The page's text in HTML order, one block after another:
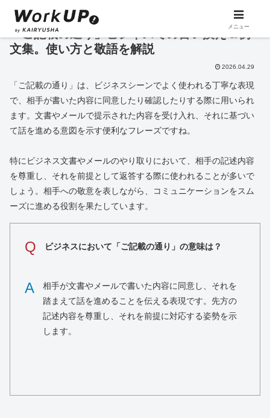
「ご記載の通り」ビジネスでの言い換え＆例
文集。使い方と敬語を解説
2026.04.29
「ご記載の通り」は、ビジネスシーンでよく使われる丁寧な表現
で、相手が書いた内容に同意したり確認したりする際に用いられ
ます。文書やメールで提示された内容を受け入れ、それに基づい
て話を進める意図を示す便利なフレーズですね。
特にビジネス文書やメールのやり取りにおいて、相手の記述内容
を尊重し、それを前提として返答する際に使われることが多いで
しょう。相手への敬意を表しながら、コミュニケーションをスム
ーズに進める役割を果たしています。
Q ビジネスにおいて「ご記載の通り」の意味は？
A
相手が文書やメールで書いた内容に同意し、それを
踏まえて話を進めることを伝える表現です。先方の
記述内容を尊重し、それを前提に対応する姿勢を示
します。
メニュー